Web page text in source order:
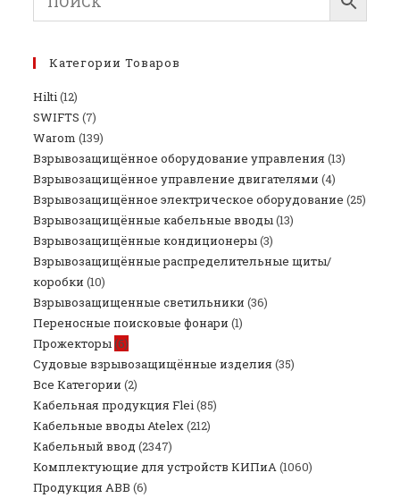
Категории Товаров
Hilti (12)
SWIFTS (7)
Warom (139)
Взрывозащищённое оборудование управления (13)
Взрывозащищённое управление двигателями (4)
Взрывозащищённое электрическое оборудование (25)
Взрывозащищённые кабельные вводы (13)
Взрывозащищённые кондиционеры (3)
Взрывозащищённые распределительные щиты/
коробки (10)
Взрывозащищенные светильники (36)
Переносные поисковые фонари (1)
Прожекторы (6)
Судовые взрывозащищённые изделия (35)
Все Категории (2)
Кабельная продукция Flei (85)
Кабельные вводы Atelex (212)
Кабельный ввод(2347)
Комплектующие для устройств КИПиА (1060)
Продукция ABB (6)